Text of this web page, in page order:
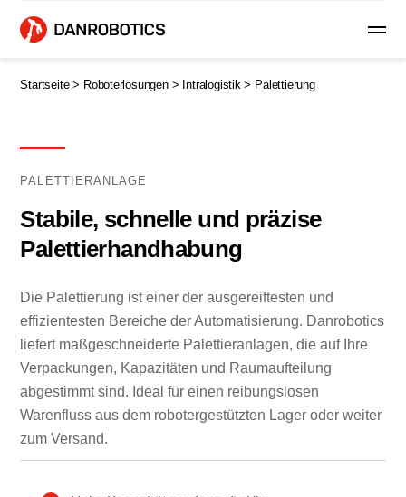
Startseite > Roboterlösungen > Intralogistik > Palettierung
PALETTIERANLAGE
Stabile, schnelle und präzise
Palettierhandhabung
Die Palettierung ist einer der ausgereiftesten und
effizientesten Bereiche der Automatisierung. Danrobotics
liefert maßgeschneiderte Palettieranlagen, die auf Ihre
Verpackungen, Kapazitäten und Raumaufteilung
abgestimmt sind. Ideal für einen reibungslosen
Warenfluss aus dem robotergestützten Lager oder weiter
zum Versand.